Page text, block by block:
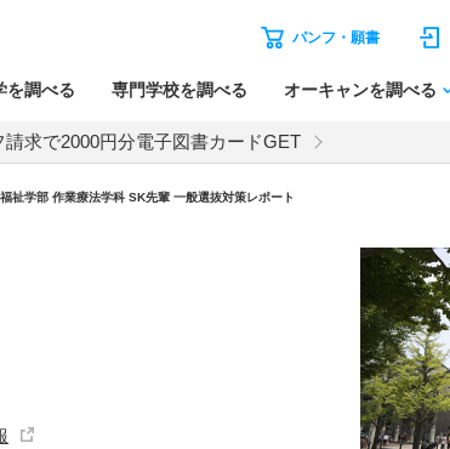
パンフ・願書
を調べる 専門学校を調べる オーキャンを調べる
請求で2000円分電子図書カードGET
祉学部 作業療法学科 SK先輩 一般選抜対策レポート